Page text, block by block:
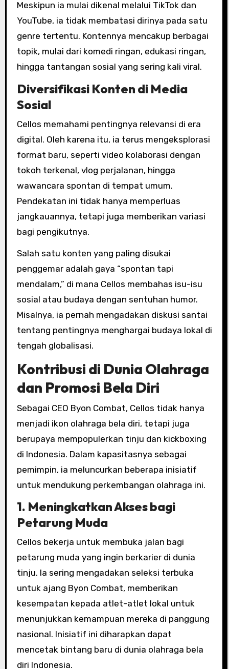
Meskipun ia mulai dikenal melalui TikTok dan
YouTube, ia tidak membatasi dirinya pada satu
genre tertentu. Kontennya mencakup berbagai
topik, mulai dari komedi ringan, edukasi ringan,
hingga tantangan sosial yang sering kali viral.
Diversifikasi Konten di Media
Sosial
Cellos memahami pentingnya relevansi di era
digital. Oleh karena itu, ia terus mengeksplorasi
format baru, seperti video kolaborasi dengan
tokoh terkenal, vlog perjalanan, hingga
wawancara spontan di tempat umum.
Pendekatan ini tidak hanya memperluas
jangkauannya, tetapi juga memberikan variasi
bagi pengikutnya.
Salah satu konten yang paling disukai
penggemar adalah gaya “spontan tapi
mendalam,” di mana Cellos membahas isu-isu
sosial atau budaya dengan sentuhan humor.
Misalnya, ia pernah mengadakan diskusi santai
tentang pentingnya menghargai budaya lokal di
tengah globalisasi.
Kontribusi di Dunia Olahraga
dan Promosi Bela Diri
Sebagai CEO Byon Combat, Cellos tidak hanya
menjadi ikon olahraga bela diri, tetapi juga
berupaya mempopulerkan tinju dan kickboxing
di Indonesia. Dalam kapasitasnya sebagai
pemimpin, ia meluncurkan beberapa inisiatif
untuk mendukung perkembangan olahraga ini.
1. Meningkatkan Akses bagi
Petarung Muda
Cellos bekerja untuk membuka jalan bagi
petarung muda yang ingin berkarier di dunia
tinju. Ia sering mengadakan seleksi terbuka
untuk ajang Byon Combat, memberikan
kesempatan kepada atlet-atlet lokal untuk
menunjukkan kemampuan mereka di panggung
nasional. Inisiatif ini diharapkan dapat
mencetak bintang baru di dunia olahraga bela
diri Indonesia.